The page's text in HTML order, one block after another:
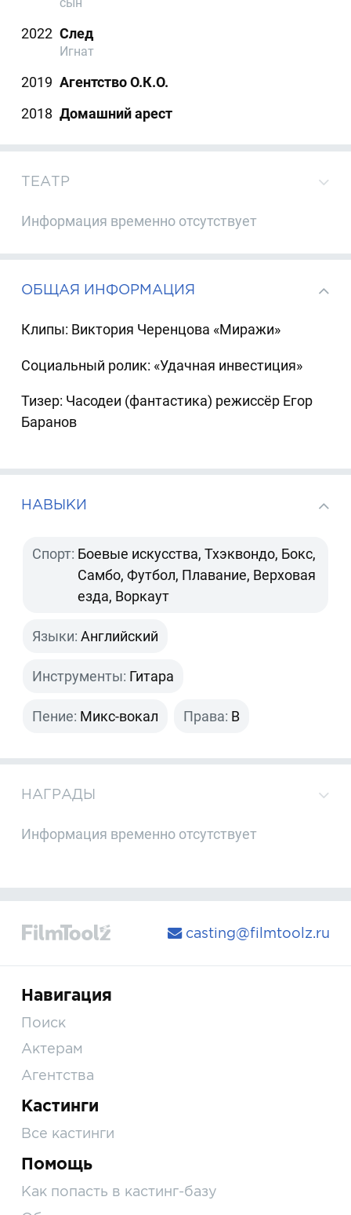
2022 След
Игнат
2019 Агентство О.К.О.
2018 Домашний арест
ТЕАТР
Информация временно отсутствует
ОБЩАЯ ИНФОРМАЦИЯ
Клипы: Виктория Черенцова «Миражи»
Социальный ролик: «Удачная инвестиция»
Тизер: Часодеи (фантастика) режиссёр Егор
Баранов
НАВЫКИ
Спорт: Боевые искусства, Тхэквондо, Бокс,
Самбо, Футбол, Плавание, Верховая
езда, Воркаут
Языки: Английский
Инструменты: Гитара
Пение: Микс-вокал Права: B
НАГРАДЫ
Информация временно отсутствует
casting@filmtoolz.ru
Навигация
Поиск
Актерам
Агентства
Кастинги
Все кастинги
Помощь
Как попасть в кастинг-базу